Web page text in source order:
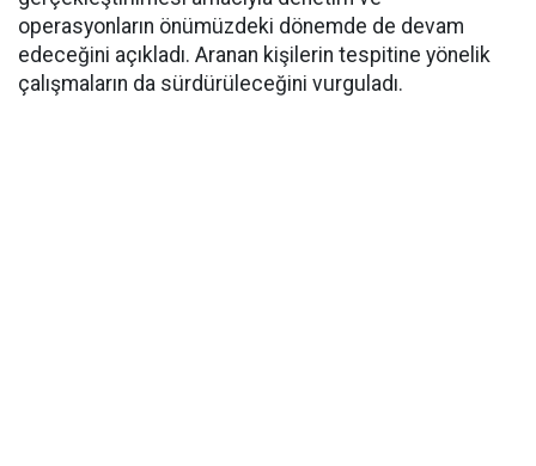
operasyonların önümüzdeki dönemde de devam
edeceğini açıkladı. Aranan kişilerin tespitine yönelik
çalışmaların da sürdürüleceğini vurguladı.